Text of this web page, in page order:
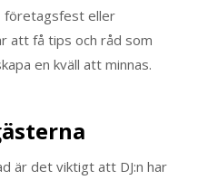
företagsfest eller
att få tips och råd som
en kväll att minnas.
är det viktigt att DJ:n har